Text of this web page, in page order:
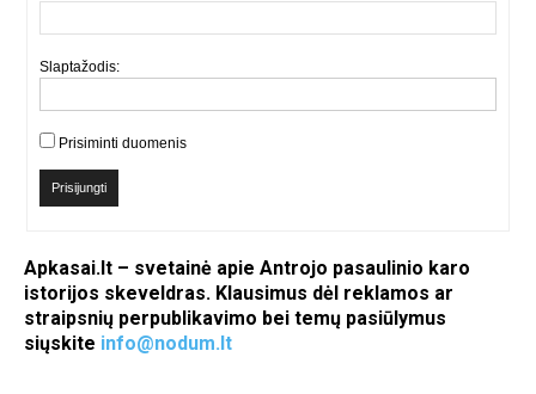
Slaptažodis:
Prisiminti duomenis
Prisijungti
Apkasai.lt – svetainė apie Antrojo pasaulinio karo
istorijos skeveldras. Klausimus dėl reklamos ar
straipsnių perpublikavimo bei temų pasiūlymus
siųskite info@nodum.lt